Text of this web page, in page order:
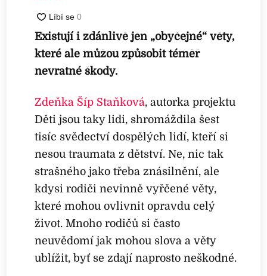
Existují i zdánlivě jen „obyčejné“ věty,
které ale můžou způsobit téměř
nevratné škody.
Zdeňka Šíp Staňková, autorka projektu
Děti jsou taky lidi, shromáždila šest
tisíc svědectví dospělých lidí, kteří si
nesou traumata z dětství. Ne, nic tak
strašného jako třeba znásilnění, ale
kdysi rodiči nevinně vyřčené věty,
které mohou ovlivnit opravdu celý
život. Mnoho rodičů si často
neuvědomí jak mohou slova a věty
ublížit, byť se zdají naprosto neškodné.